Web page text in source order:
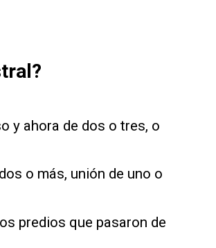
y ahora de dos o tres, o
o más, unión de uno o
predios que pasaron de